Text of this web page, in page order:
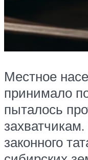
Местное
принимало
пыталось
законного